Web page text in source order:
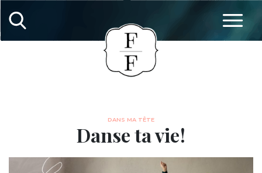
DANS MA TÊTE
Danse ta vie !